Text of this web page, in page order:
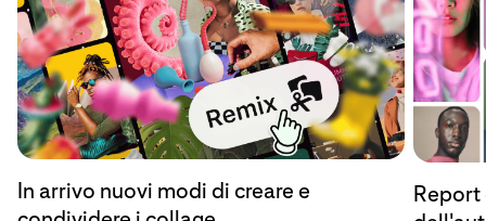
In arrivo nuovi modi di creare e
Report